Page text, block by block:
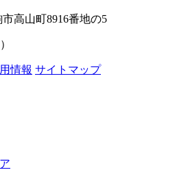
高山町8916番地の5
情報 サイトマップ